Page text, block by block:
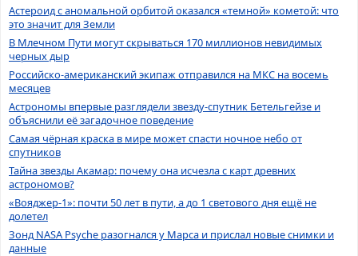
Астероид с аномальной орбитой оказался «темной» кометой: что
это значит для Земли
В Млечном Пути могут скрываться 170 миллионов невидимых
черных дыр
Российско-американский экипаж отправился на МКС на восемь
месяцев
Астрономы впервые разглядели звезду-спутник Бетельгейзе и
объяснили её загадочное поведение
Самая чёрная краска в мире может спасти ночное небо от
спутников
Тайна звезды Акамар: почему она исчезла с карт древних
астрономов?
«Вояджер-1»: почти 50 лет в пути, а до 1 светового дня ещё не
долетел
Зонд NASA Psyche разогнался у Марса и прислал новые снимки и
данные